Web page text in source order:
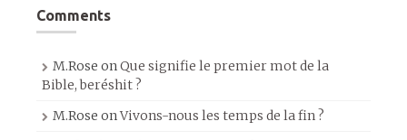
Comments
M.Rose onQue signifie le premier mot de la
Bible, beréshit ?
M.Rose onVivons-nous les temps de la fin ?